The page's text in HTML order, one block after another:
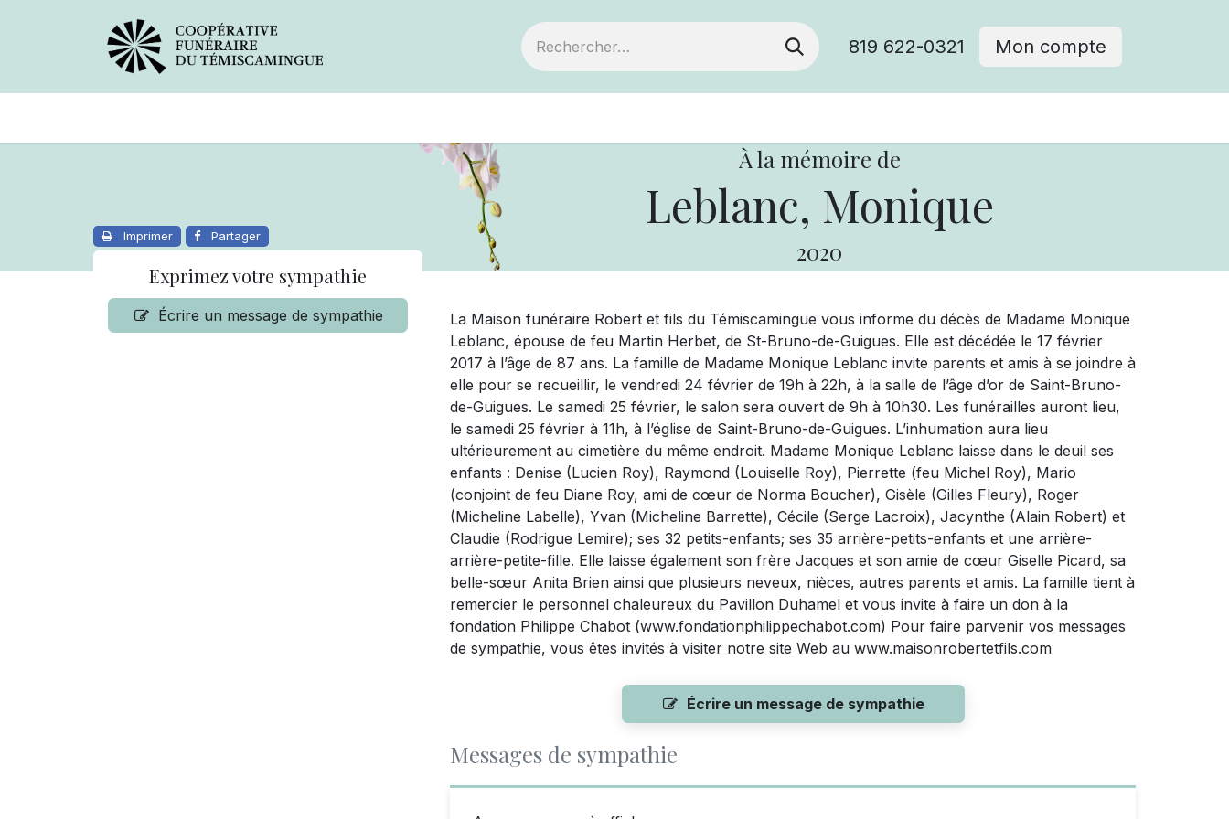
819 622-0321 Mon compte
À la mémoire de
Leblanc, Monique
2020
Imprimer Partager
Exprimez votre sympathie
Écrire un message de sympathie
La Maison funéraire Robert et fils du Témiscamingue vous informe du décès de Madame Monique
Leblanc, épouse de feu Martin Herbet, de St-Bruno-de-Guigues. Elle est décédée le 17 février
2017 à l’âge de 87 ans. La famille de Madame Monique Leblanc invite parents et amis à se joindre à
elle pour se recueillir, le vendredi 24 février de 19h à 22h, à la salle de l’âge d’or de Saint-Bruno-
de-Guigues. Le samedi 25 février, le salon sera ouvert de 9h à 10h30. Les funérailles auront lieu,
le samedi 25 février à 11h, à l’église de Saint-Bruno-de-Guigues. L’inhumation aura lieu
ultérieurement au cimetière du même endroit. Madame Monique Leblanc laisse dans le deuil ses
enfants : Denise (Lucien Roy), Raymond (Louiselle Roy), Pierrette (feu Michel Roy), Mario
(conjoint de feu Diane Roy, ami de cœur de Norma Boucher), Gisèle (Gilles Fleury), Roger
(Micheline Labelle), Yvan (Micheline Barrette), Cécile (Serge Lacroix), Jacynthe (Alain Robert) et
Claudie (Rodrigue Lemire); ses 32 petits-enfants; ses 35 arrière-petits-enfants et une arrière-
arrière-petite-fille. Elle laisse également son frère Jacques et son amie de cœur Giselle Picard, sa
belle-sœur Anita Brien ainsi que plusieurs neveux, nièces, autres parents et amis. La famille tient à
remercier le personnel chaleureux du Pavillon Duhamel et vous invite à faire un don à la
fondation Philippe Chabot (www.fondationphilippechabot.com) Pour faire parvenir vos messages
de sympathie, vous êtes invités à visiter notre site Web au www.maisonrobertetfils.com
Écrire un message de sympathie
Messages de sympathie